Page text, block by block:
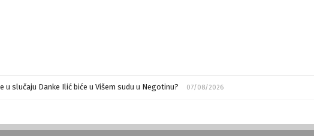
u slučaju Danke Ilić biće u Višem sudu u Negotinu? 07/08/2026